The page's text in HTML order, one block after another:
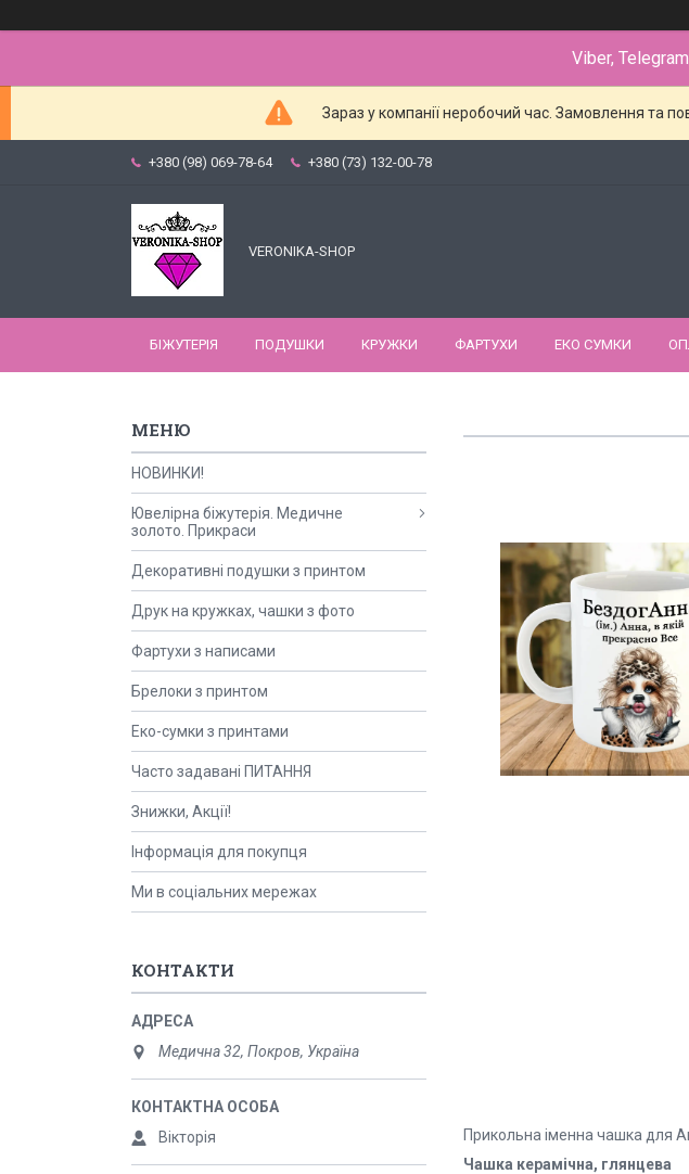
Viber,
Зараз у компанії неробочий час. Замовлення та
+380 (98) 069-78-64 +380 (73) 132-00-78
VERONIKA-SHOP
БІЖУТЕРІЯ ПОДУШКИ КРУЖКИ ФАРТУХИ ЕКО СУМКИ
Прикольна іменна чашка для
Чашка керамічна, глянцева
НОВИНКИ!
Ювелірна біжутерія. Медичне
золото. Прикраси
Декоративні подушки з принтом
Друк на кружках, чашки з фото
Фартухи з написами
Брелоки з принтом
Еко-сумки з принтами
Часто задавані ПИТАННЯ
Знижки, Акції!
Інформація для покупця
Ми в соціальних мережах
КОНТАКТИ
Медична 32, Покров, Україна
Вікторія